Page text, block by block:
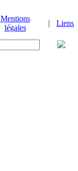
Mentions
légales
| Liens